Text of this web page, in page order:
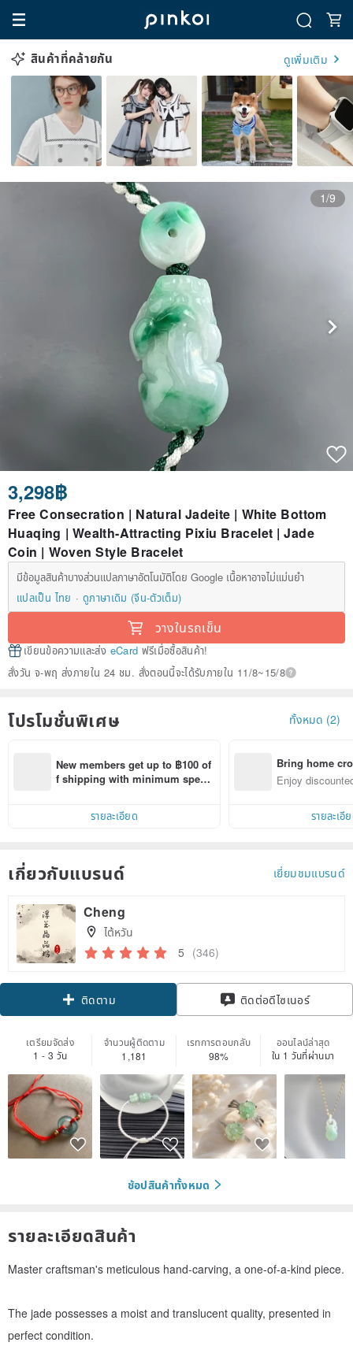
สินค้าที่คล้ายกัน ดูเพิ่มเติม
1/9
3,298฿
Free Consecration | Natural Jadeite | White Bottom
Huaqing | Wealth-Attracting Pixiu Bracelet | Jade
Coin | Woven Style Bracelet
มีข้อมูลสินค้าบางส่วนแปลภาษาอัตโนมัติโดย Google เนื้อหาอาจไม่แม่นยำ
แปลเป็น ไทย
ดูภาษาเดิม (จีน-ตัวเต็ม)
วางในรถเข็น
เขียนข้อความและส่ง eCard ฟรีเมื่อซื้อสินค้า!
สั่งวัน จ-พฤ ส่งภายใน 24 ชม. สั่งตอนนี้จะได้รับภายใน 11/8~15/8
โปรโมชั่นพิเศษ ทั้งหมด (2)
New members get up to ฿100 of
f shipping with minimum spen
รายละเอียด
Bring home
n with ease
Enjoy
รายละเอี
เกี่ยวกับแบรนด์ เยี่ยมชมแบรนด์
Cheng
ไต้หวัน
5 (346)
ติดตาม ติดต่อดีไซเนอร์
เตรียมจัดส่ง
1 - 3 วัน
จำนวนผู้ติดตาม
1,181
เรทการตอบกลับ
98%
ออนไลน์ล่าสุด
ใน 1 วันที่ผ่านมา
ช้อปสินค้าทั้งหมด
รายละเอียดสินค้า
Master craftsman's meticulous hand-carving, a one-of-a-kind piece.
The jade possesses a moist and translucent quality, presented in
perfect condition.